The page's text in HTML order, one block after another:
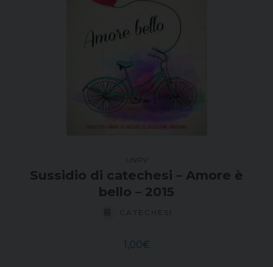
UNPV
Sussidio di catechesi – Amore è
bello – 2015
CATECHESI
1,00€